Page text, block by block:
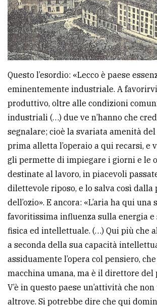
Questo l’esordio: «Lecco è paese
eminentemente industriale. A
produttivo, oltre alle condizioni
industriali (…) due ve n’hanno che
segnalare; cioè la svariata amenità del
prima alletta l’operaio a qui recarsi, e
gli permette di impiegare i giorni e le
destinate al lavoro, in piacevoli
dilettevole riposo, e lo salva così dalla
dell’ozio». E ancora: «L’aria ha qui una
favoritissima influenza sulla energia
fisica ed intellettuale. (…) Qui più che
a seconda della sua capacità
assiduamente l’opera col pensiero,
macchina umana, ma è il direttore del
V’è in questo paese un’attività che
altrove. Si potrebbe dire che qui